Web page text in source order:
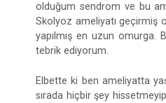
olduğum sendrom ve bu
Skolyoz ameliyatı geçirmiş
yapılmış en uzun omurga.
tebrik ediyorum.
Elbette ki ben ameliyatta
sırada hiçbir şey